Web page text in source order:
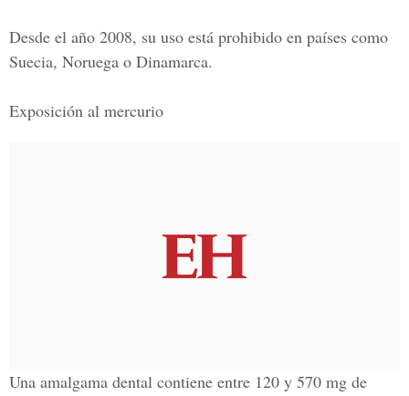
Desde el año 2008, su uso está prohibido en países como
Suecia, Noruega o Dinamarca.
Exposición al mercurio
Una amalgama dental contiene entre 120 y 570 mg de